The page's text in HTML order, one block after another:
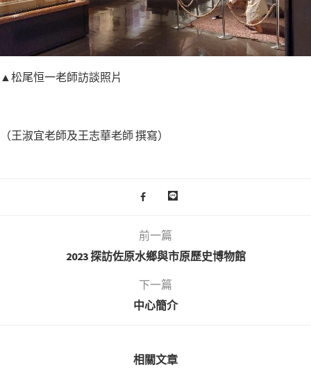
▲松尾恒一老師訪談照片
（王淑宜老師及王志華老師 撰寫）
前一篇
2023 探訪佐原水鄉與市原歷史博物館
下一篇
中心簡介
相關文章